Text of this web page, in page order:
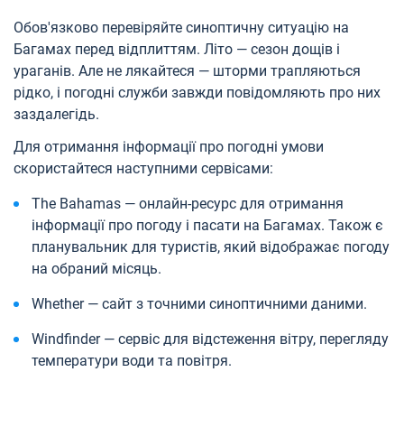
Обов'язково перевіряйте синоптичну ситуацію на
Багамах перед відплиттям. Літо — сезон дощів і
ураганів. Але не лякайтеся — шторми трапляються
рідко, і погодні служби завжди повідомляють про них
заздалегідь.
Для отримання інформації про погодні умови
скористайтеся наступними сервісами:
The Bahamas — онлайн-ресурс для отримання
інформації про погоду і пасати на Багамах. Також є
планувальник для туристів, який відображає погоду
на обраний місяць.
Whether — сайт з точними синоптичними даними.
Windfinder — сервіс для відстеження вітру, перегляду
температури води та повітря.